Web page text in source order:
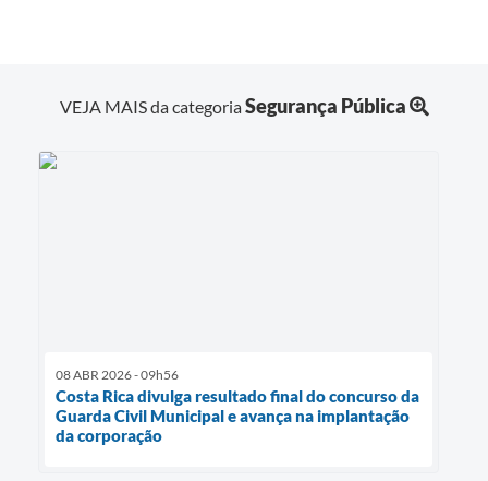
VEJA MAIS da categoriaSegurança Pública
08 ABR 2026 - 09h56
Costa Rica divulga resultado final do concurso da
Guarda Civil Municipal e avança na implantação
da corporação